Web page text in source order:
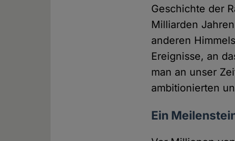
Geschichte der
Milliarden
anderen
Ereignisse, an
man an unser
ambitionierten
Ein